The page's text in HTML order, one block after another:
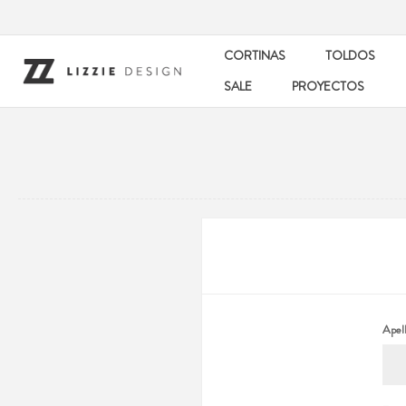
CORTINAS TOLDOS
SALE
PROYECTOS